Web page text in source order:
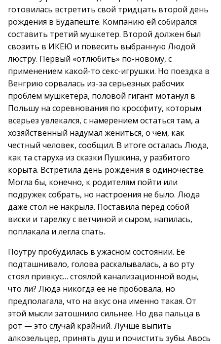
готовилась встретить свой тридцать второй день
рождения в Будапеште. Компанию ей собирался
составить третий мушкетер. Второй должен был
свозить в ИКЕЮ и повесить выбранную Людой
люстру. Первый «отлюбить» по-новому, с
применением какой-то секс-игрушки. Но поездка в
Венгрию сорвалась из-за серьезных рабочих
проблем мушкетера, половой гигант мотанул в
Польшу на соревнования по кроссфиту, которым
всерьез увлекался, с намерением остаться там, а
хозяйственный надумал жениться, о чем, как
честный человек, сообщил. В итоге осталась Люда,
как та старуха из сказки Пушкина, у разбитого
корыта. Встретила день рождения в одиночестве.
Могла бы, конечно, к родителям пойти или
подружек собрать, но настроения не было. Люда
даже стол не накрыла. Поставила перед собой
виски и тарелку с ветчиной и сыром, напилась,
поплакала и легла спать.
Поутру пробудилась в ужасном состоянии. Ее
подташнивало, голова раскалывалась, а во рту
стоял привкус… стоялой канализационной воды,
что ли? Люда никогда ее не пробовала, но
предполагала, что на вкус она именно такая. От
этой мысли затошнило сильнее. Но два пальца в
рот — это случай крайний. Лучше выпить
алкозельцер, принять душ и почистить зубы. Авось